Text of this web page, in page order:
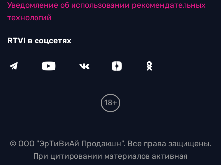
Уведомление об использовании рекомендательных
технологий
RTVI в соцсетях
18+
© ООО "ЭрТиВиАй Продакшн". Все права защищены.
При цитировании материалов активная